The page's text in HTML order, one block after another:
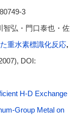
3
智弘・門口泰也・佐
重水素標識化反応,
DOI:
H-D Exchange
Group Metal on